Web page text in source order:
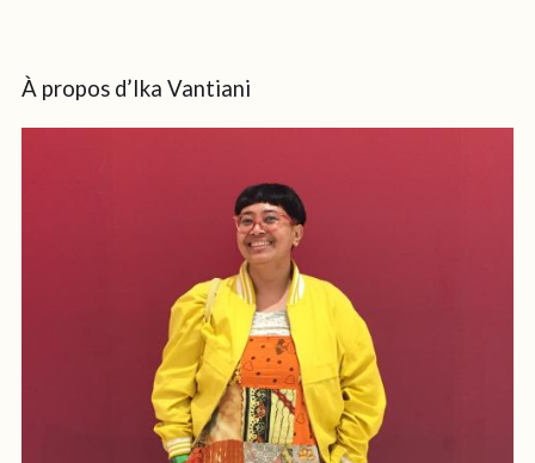
À propos d’Ika Vantiani